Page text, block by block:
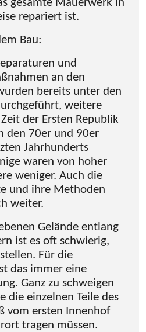
repariert ist.
Bau:
und
an den
bereits unter den
weitere
der Ersten Republik
den 70er und 90er
Jahrhunderts
waren von hoher
weniger. Auch die
und ihre Methoden
weiter.
Gelände entlang
ist es oft schwierig,
Für die
das immer eine
Ganz zu schweigen
die einzelnen Teile des
vom ersten Innenhof
tragen müssen.